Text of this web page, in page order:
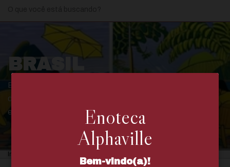
BRASIL
Explore os vinhos do Brasil, que oferecem uma diversidade
de estilos e sabores únicos, desde tintos encorpados até
espumantes.
Início
Enoteca
Alphaville
Bem-vindo(a)!